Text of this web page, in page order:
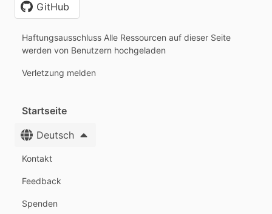
GitHub
Haftungsausschluss Alle Ressourcen auf dieser Seite
werden von Benutzern hochgeladen
Verletzung melden
Startseite
Deutsch
Kontakt
Feedback
Spenden